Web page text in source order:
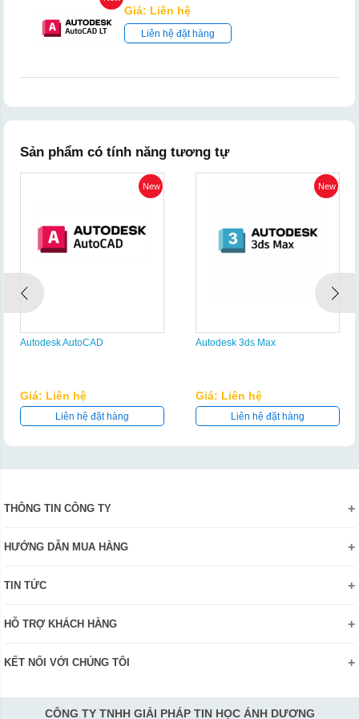
Giá: Liên hệ
Liên hệ đặt hàng
Sản phẩm có tính năng tương tự
New
Autodesk AutoCAD
Giá: Liên hệ
Liên hệ đặt hàng
New
Autodesk 3ds Max
Giá: Liên hệ
Liên hệ đặt hàng
THÔNG TIN CÔNG TY
Chính sách bảo mật thông tin
HƯỚNG DẪN MUA HÀNG
Thanh toán và giao hàng
Hướng dẫn đăng ký tài khoản
Kiểm tra tình trạng đơn hàng
TIN TỨC
Review sản phẩm
HỖ TRỢ KHÁCH HÀNG
Hợp tác: LienHe@sisco.com.vn
KẾT NỐI VỚI CHÚNG TÔI
CÔNG TY TNHH GIẢI PHÁP TIN HỌC ÁNH DƯƠNG